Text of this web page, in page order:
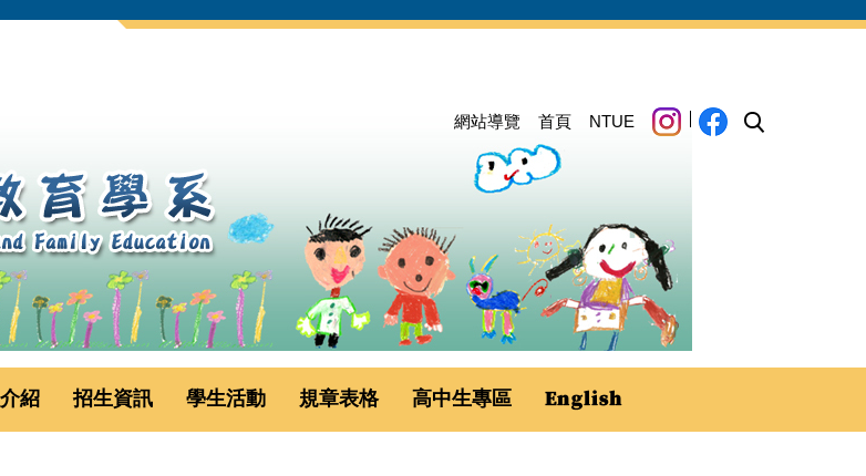
網站導覽 首頁 NTUE
紹 招生資訊 學生活動 規章表格 高中生專區